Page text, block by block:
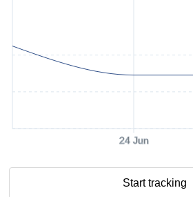
24 Jun
Start tracking